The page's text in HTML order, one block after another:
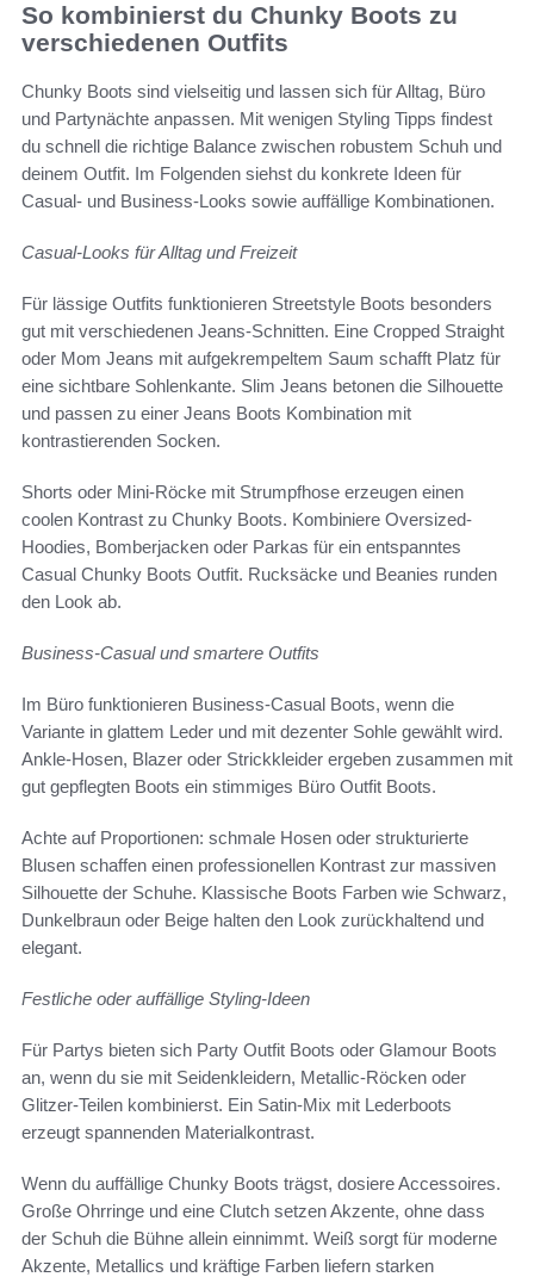
So kombinierst du Chunky Boots zu
verschiedenen Outfits
Chunky Boots sind vielseitig und lassen sich für Alltag, Büro
und Partynächte anpassen. Mit wenigen Styling Tipps findest
du schnell die richtige Balance zwischen robustem Schuh und
deinem Outfit. Im Folgenden siehst du konkrete Ideen für
Casual- und Business-Looks sowie auffällige Kombinationen.
Casual-Looks für Alltag und Freizeit
Für lässige Outfits funktionieren Streetstyle Boots besonders
gut mit verschiedenen Jeans-Schnitten. Eine Cropped Straight
oder Mom Jeans mit aufgekrempeltem Saum schafft Platz für
eine sichtbare Sohlenkante. Slim Jeans betonen die Silhouette
und passen zu einer Jeans Boots Kombination mit
kontrastierenden Socken.
Shorts oder Mini-Röcke mit Strumpfhose erzeugen einen
coolen Kontrast zu Chunky Boots. Kombiniere Oversized-
Hoodies, Bomberjacken oder Parkas für ein entspanntes
Casual Chunky Boots Outfit. Rucksäcke und Beanies runden
den Look ab.
Business-Casual und smartere Outfits
Im Büro funktionieren Business-Casual Boots, wenn die
Variante in glattem Leder und mit dezenter Sohle gewählt wird.
Ankle-Hosen, Blazer oder Strickkleider ergeben zusammen mit
gut gepflegten Boots ein stimmiges Büro Outfit Boots.
Achte auf Proportionen: schmale Hosen oder strukturierte
Blusen schaffen einen professionellen Kontrast zur massiven
Silhouette der Schuhe. Klassische Boots Farben wie Schwarz,
Dunkelbraun oder Beige halten den Look zurückhaltend und
elegant.
Festliche oder auffällige Styling-Ideen
Für Partys bieten sich Party Outfit Boots oder Glamour Boots
an, wenn du sie mit Seidenkleidern, Metallic-Röcken oder
Glitzer-Teilen kombinierst. Ein Satin-Mix mit Lederboots
erzeugt spannenden Materialkontrast.
Wenn du auffällige Chunky Boots trägst, dosiere Accessoires.
Große Ohrringe und eine Clutch setzen Akzente, ohne dass
der Schuh die Bühne allein einnimmt. Weiß sorgt für moderne
Akzente, Metallics und kräftige Farben liefern starken